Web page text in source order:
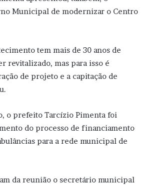
Municipal de modernizar o Centro
tem mais de 30 anos de
revitalizado, mas para isso é
de projeto e a capitação de
o prefeito Tarcízio Pimenta foi
do processo de financiamento
para a rede municipal de
da reunião o secretário municipal